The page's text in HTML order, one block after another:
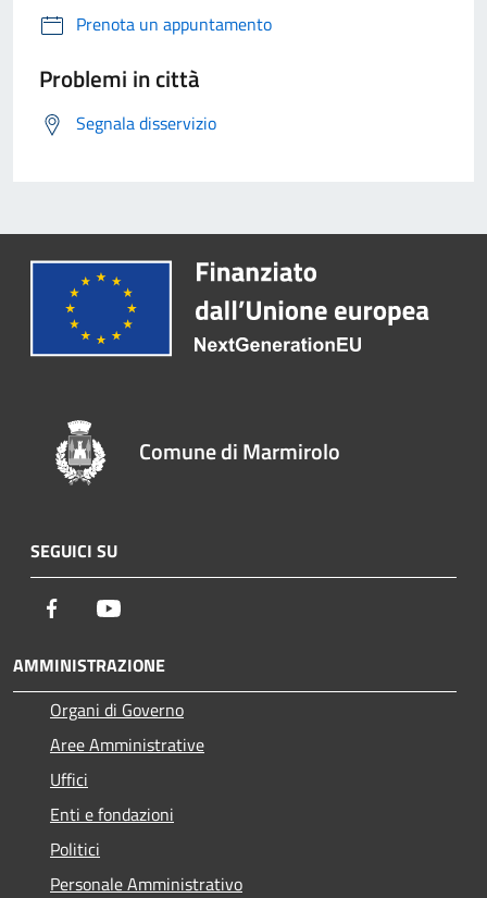
Prenota un appuntamento
Problemi in città
Segnala disservizio
Comune di Marmirolo
SEGUICI SU
Facebook
AMMINISTRAZIONE
Organi di Governo
Aree Amministrative
Uffici
Enti e fondazioni
Politici
Personale Amministrativo